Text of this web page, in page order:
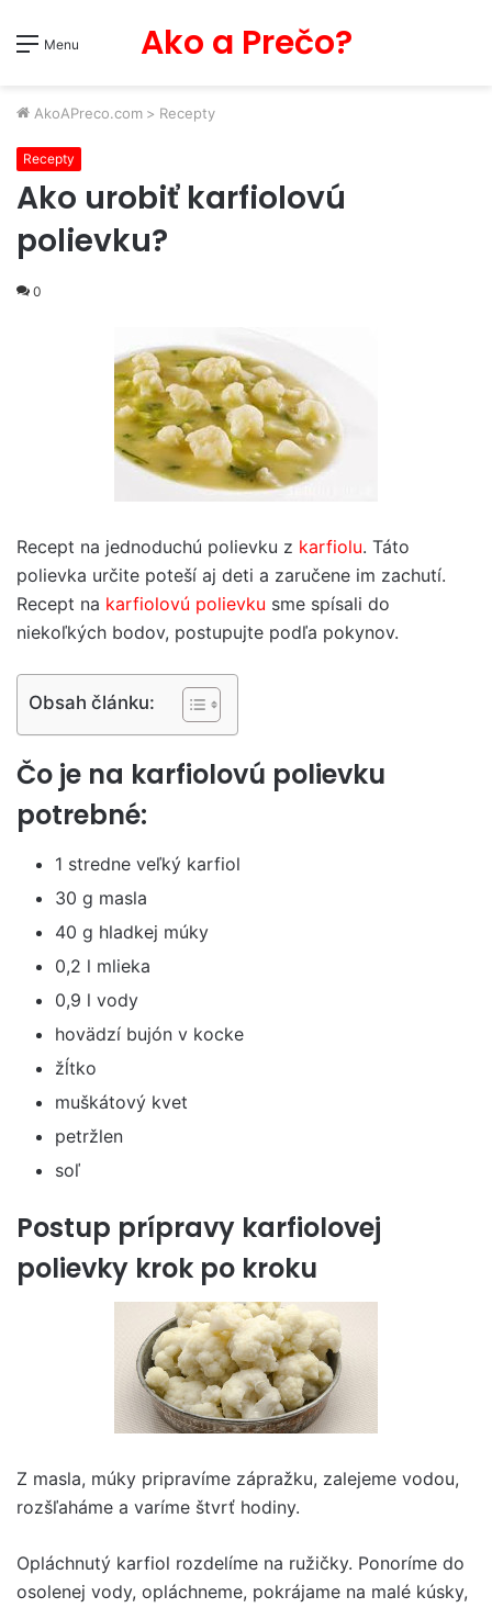
Menu Ako a Prečo?
AkoAPreco.com > Recepty
Recepty
Ako urobiť karfiolovú
polievku?
0
Recept na jednoduchú polievku z karfiolu. Táto
polievka určite poteší aj deti a zaručene im zachutí.
Recept na karfiolovú polievku sme spísali do
niekoľkých bodov, postupujte podľa pokynov.
Obsah článku:
Čo je na karfiolovú polievku
potrebné:
1 stredne veľký karfiol
30 g masla
40 g hladkej múky
0,2 l mlieka
0,9 l vody
hovädzí bujón v kocke
žĺtko
muškátový kvet
petržlen
soľ
Postup prípravy karfiolovej
polievky krok po kroku
Z masla, múky pripravíme zápražku, zalejeme vodou,
rozšľaháme a varíme štvrť hodiny.
Opláchnutý karfiol rozdelíme na ružičky. Ponoríme do
osolenej vody, opláchneme, pokrájame na malé kúsky,